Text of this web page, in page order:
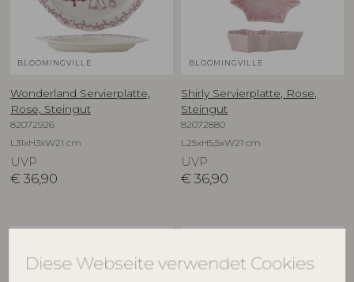
Diese Webseite verwendet Cookies
BLOOMINGVILLE
Wonderland Servierplatte,
Rose, Steingut
82072926
L31xH3xW21 cm
UVP
€ 36,90
BLOOMINGVILLE
Shirly Servierplatte, Rose,
Steingut
82072880
L25xH5,5xW21 cm
UVP
€ 36,90